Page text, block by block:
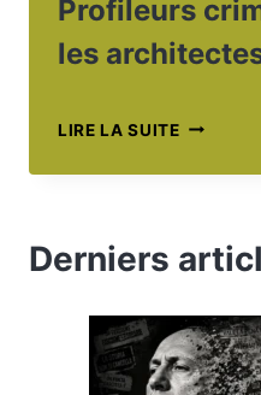
EN
FRANCE
Profileurs
les
LIRE LA SUITE
QUI
DE
Derniers